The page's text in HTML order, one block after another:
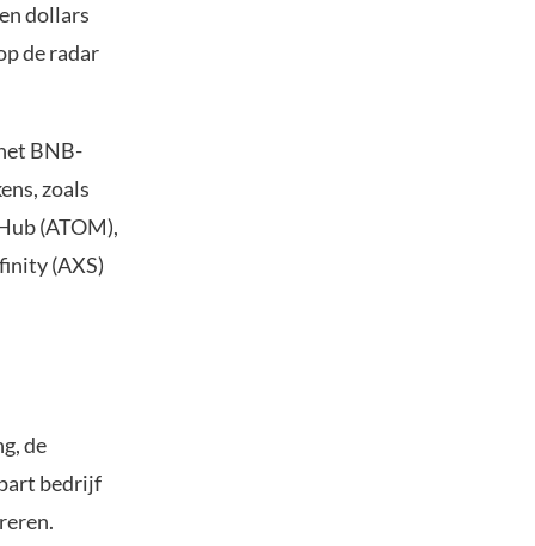
dollars
de radar
BNB-
zoals
(ATOM),
(AXS)
de
bedrijf